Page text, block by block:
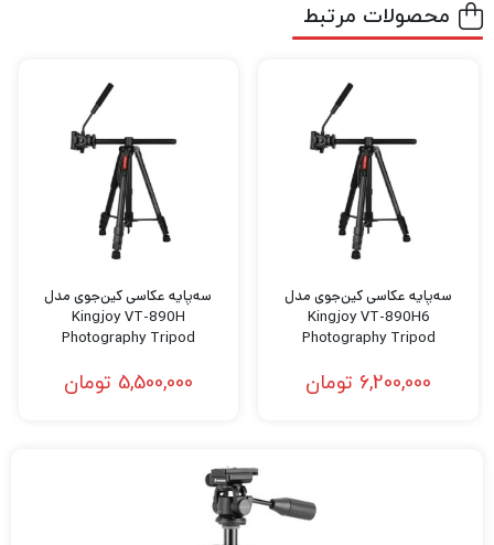
محصولات مرتبط
سه‌پایه عکاسی کین‌جوی مدل
Kingjoy VT-890H6
Photography Tripod
6,200,000 تومان
سه‌پایه عکاسی کین‌جوی مدل
Kingjoy VT-890H
Photography Tripod
5,500,000 تومان